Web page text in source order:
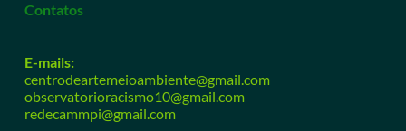
Contatos
E-mails:
centrodeartemeioambiente@gmail.com
observatorioracismo10@gmail.com
redecammpi@gmail.com